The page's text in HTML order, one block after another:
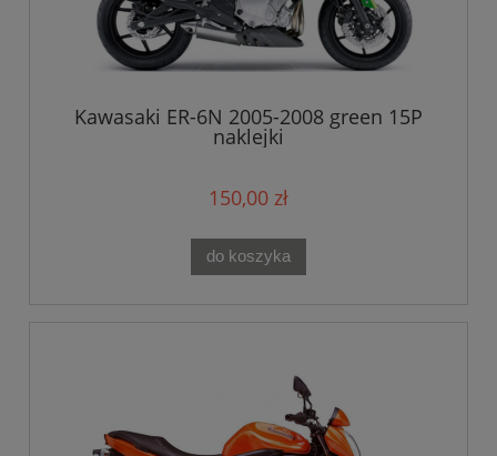
Kawasaki ER-6N 2005-2008 green 15P
naklejki
150,00 zł
do koszyka